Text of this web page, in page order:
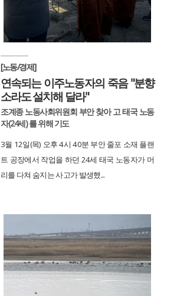
[노동/경제]
연속되는 이주노동자의 죽음 "분향
소라도 설치해 달라"
조계종 노동사회위원회 부안 찾아 고 태국 노동
자(24세) 를 위해 기도
3월 12일(목) 오후 4시 40분 부안 줄포 소재 플랜
트 공장에서 작업을 하던 24세 태국 노동자가 머
리를 다쳐 숨지는 사고가 발생했...